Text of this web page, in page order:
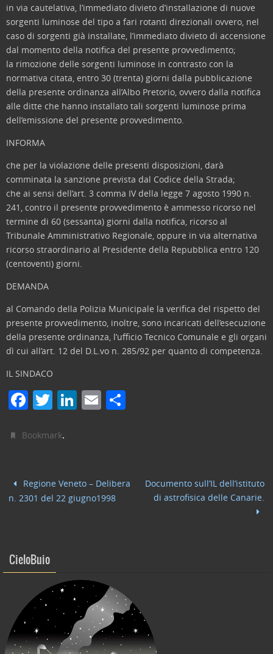
in via cautelativa, l’immediato divieto d’installazione di nuove
sorgenti luminose del tipo a fari rotanti direzionali ovvero, nel
caso di sorgenti già installate, l’immediato divieto di accensione
dal momento della notifica del presente provvedimento;
la rimozione delle sorgenti luminose in contrasto con la
normativa citata, entro 30 (trenta) giorni dalla pubblicazione
della presente ordinanza all’Albo Pretorio, ovvero dalla notifica
alle ditte che hanno installato tali sorgenti luminose prima
dell’emissione del presente provvedimento.
INFORMA
che per la violazione delle presenti disposizioni, darà
comminata la sanzione prevista dal Codice della Strada;
che ai sensi dell’art. 3 comma IV della legge 7 agosto 1990 n.
241, contro il presente provvedimento è ammesso ricorso nel
termine di 60 (sessanta) giorni dalla notifica, ricorso al
Tribunale Amministrativo Regionale, oppure in via alternativa
ricorso straordinario al Presidente della Repubblica entro 120
(centoventi) giorni.
DEMANDA
al Comando della Polizia Municipale la verifica del rispetto del
presente provvedimento, inoltre, sono incaricati dell’esecuzione
della presente ordinanza, l’ufficio Tecnico Comunale e gli organi
dì cui all’art. 12 del D.L.vo n. 285/92 per quanto di competenza.
IL SINDACO
F
c
b
o
T
itt
Li
dI
n
E
vi
Bookmark.
Regione Veneto – Delibera
n. 2301 del 22 giugno1998
Documento sull’IL dell’istituto
di astrofisica delle Canarie.
CieloBuio